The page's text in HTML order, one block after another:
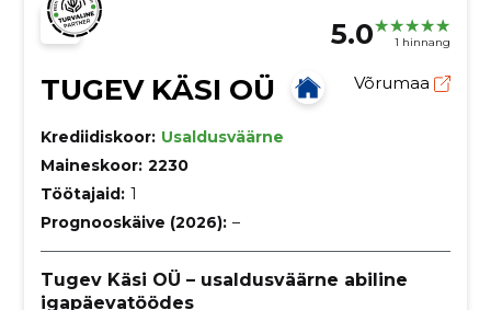
5.0 1 hinnang
TUGEV KÄSI OÜ Võrumaa
Krediidiskoor: Usaldusväärne
Maineskoor: 2230
Töötajaid: 1
Prognooskäive (2026): –
Tugev Käsi OÜ – usaldusväärne abiline
igapäevatöödes